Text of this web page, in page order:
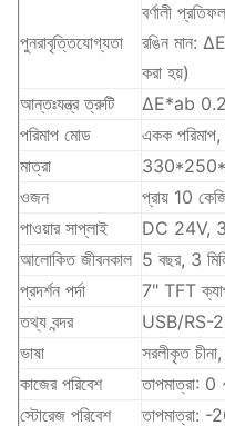
পুনরাবৃত্তিযোগ্যতা
বর্ণালী
রঙিন মান:
করা হয়)
আন্তঃযন্ত্র ত্রুটি
ΔE*ab 0.2
পরিমাপ মোড
একক
মাত্রা
ওজন
প্রায় 10
পাওয়ার সাপ্লাই
DC 24V,
আলোকিত জীবনকাল 5 বছর, 3
প্রদর্শন পর্দা
7" TFT
তথ্য বন্দর
USB/RS-
ভাষা
সরলীকৃত চীনা,
কাজের পরিবেশ
তাপমাত্রা:
স্টোরেজ পরিবেশ
তাপমাত্রা: